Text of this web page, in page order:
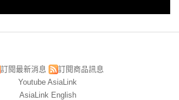
訂閱最新消息
訂閱商品訊息
Youtube AsiaLink
AsiaLink English